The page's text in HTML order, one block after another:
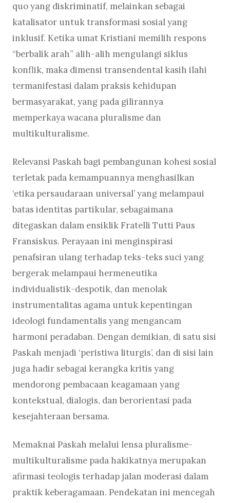
quo yang diskriminatif, melainkan sebagai
katalisator untuk transformasi sosial yang
inklusif. Ketika umat Kristiani memilih respons
“berbalik arah” alih-alih mengulangi siklus
konflik, maka dimensi transendental kasih ilahi
termanifestasi dalam praksis kehidupan
bermasyarakat, yang pada gilirannya
memperkaya wacana pluralisme dan
multikulturalisme.
Relevansi Paskah bagi pembangunan kohesi sosial
terletak pada kemampuannya menghasilkan
‘etika persaudaraan universal’ yang melampaui
batas identitas partikular, sebagaimana
ditegaskan dalam ensiklik Fratelli Tutti Paus
Fransiskus. Perayaan ini menginspirasi
penafsiran ulang terhadap teks-teks suci yang
bergerak melampaui hermeneutika
individualistik-despotik, dan menolak
instrumentalitas agama untuk kepentingan
ideologi fundamentalis yang mengancam
harmoni peradaban. Dengan demikian, di satu sisi
Paskah menjadi ‘peristiwa liturgis’, dan di sisi lain
juga hadir sebagai kerangka kritis yang
mendorong pembacaan keagamaan yang
kontekstual, dialogis, dan berorientasi pada
kesejahteraan bersama.
Memaknai Paskah melalui lensa pluralisme-
multikulturalisme pada hakikatnya merupakan
afirmasi teologis terhadap jalan moderasi dalam
praktik keberagamaan. Pendekatan ini mencegah